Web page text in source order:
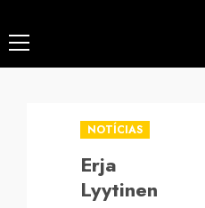
Menú
principal
NOTÍCIAS
Erja
Lyytinen